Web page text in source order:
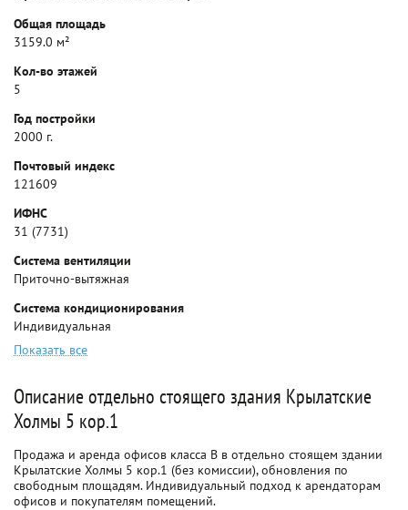
Общая площадь
3159.0 м²
Кол-во этажей
5
Год постройки
2000 г.
Почтовый индекс
121609
ИФНС
31 (7731)
Система вентиляции
Приточно-вытяжная
Система кондиционирования
Индивидуальная
Показать все
Описание отдельно стоящего здания Крылатские
Холмы 5 кор.1
Продажа и аренда офисов класса B в отдельно стоящем здании
Крылатские Холмы 5 кор.1 (без комиссии), обновления по
свободным площадям. Индивидуальный подход к арендаторам
офисов и покупателям помещений.